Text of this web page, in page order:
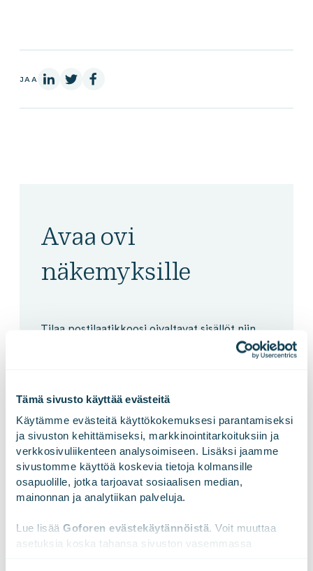
Tämä sivusto käyttää evästeitä
Käytämme evästeitä käyttökokemuksesi parantamiseksi
ja sivuston kehittämiseksi, markkinointitarkoituksiin ja
verkkosivuliikenteen analysoimiseen. Lisäksi jaamme
sivustomme käyttöä koskevia tietoja kolmansille
osapuolille, jotka tarjoavat sosiaalisen median,
mainonnan ja analytiikan palveluja.
Lue lisää Goforen evästekäytännöistä. Voit muuttaa
asetuksia koska tahansa sivuston vasemmassa
JAA LinkedInissä
X:ssäFacebookissa
Avaa ovi
näkemyksille
Tilaa postilaatikkoosi oivaltavat sisällöt niin
seuraavan sukupolven teollisuusratkaisuista
kuin huomisen digitaalisesta yhteiskunnasta.